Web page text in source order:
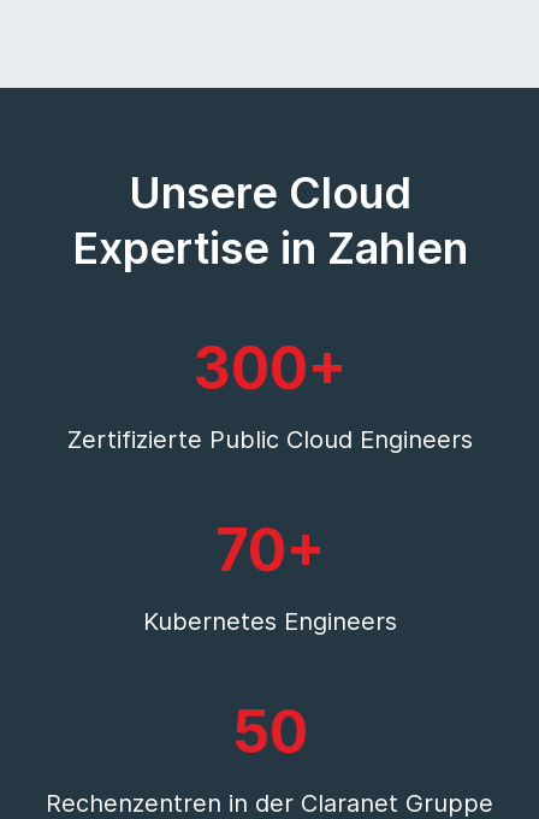
Unsere Cloud
Expertise in Zahlen
300+
Zertifizierte Public Cloud Engineers
70+
Kubernetes Engineers
50
Rechenzentren in der Claranet Gruppe